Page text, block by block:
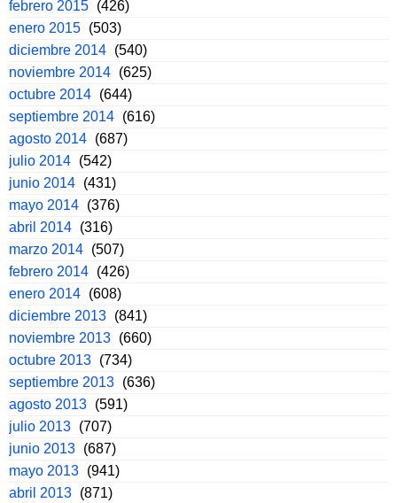
febrero 2015 (426)
enero 2015 (503)
diciembre 2014 (540)
noviembre 2014 (625)
octubre 2014 (644)
septiembre 2014 (616)
agosto 2014 (687)
julio 2014 (542)
junio 2014 (431)
mayo 2014 (376)
abril 2014 (316)
marzo 2014 (507)
febrero 2014 (426)
enero 2014 (608)
diciembre 2013 (841)
noviembre 2013 (660)
octubre 2013 (734)
septiembre 2013 (636)
agosto 2013 (591)
julio 2013 (707)
junio 2013 (687)
mayo 2013 (941)
abril 2013 (871)